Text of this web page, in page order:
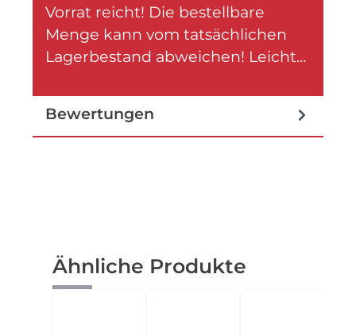
Vorrat reicht! Die bestellbare
Menge kann vom tatsächlichen
Lagerbestand abweichen! Leicht…
Bewertungen
Produktgalerie überspringen
Ähnliche Produkte